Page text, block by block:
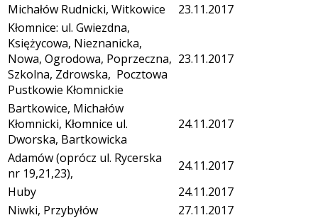
Michałów Rudnicki, Witkowice
23.11.2017
Kłomnice: ul. Gwiezdna,
Księżycowa, Nieznanicka,
Nowa, Ogrodowa, Poprzeczna,
Szkolna, Zdrowska, Pocztowa
Pustkowie Kłomnickie
23.11.2017
Bartkowice, Michałów
Kłomnicki, Kłomnice ul.
Dworska, Bartkowicka
24.11.2017
Adamów (oprócz ul. Rycerska
nr 19,21,23),
24.11.2017
Huby
24.11.2017
Niwki, Przybyłów
27.11.2017